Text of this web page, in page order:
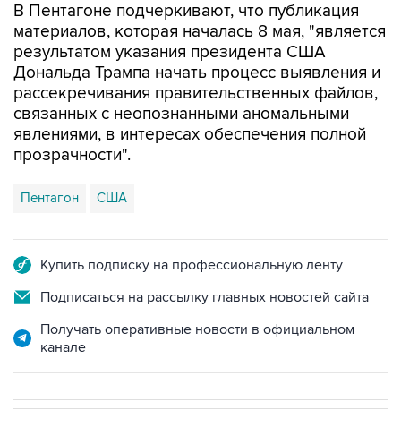
В Пентагоне подчеркивают, что публикация
материалов, которая началась 8 мая, "является
результатом указания президента США
Дональда Трампа начать процесс выявления и
рассекречивания правительственных файлов,
связанных с неопознанными аномальными
явлениями, в интересах обеспечения полной
прозрачности".
Пентагон США
Купить подписку на профессиональную ленту
Подписаться на рассылку главных новостей сайта
Получать оперативные новости в официальном
канале